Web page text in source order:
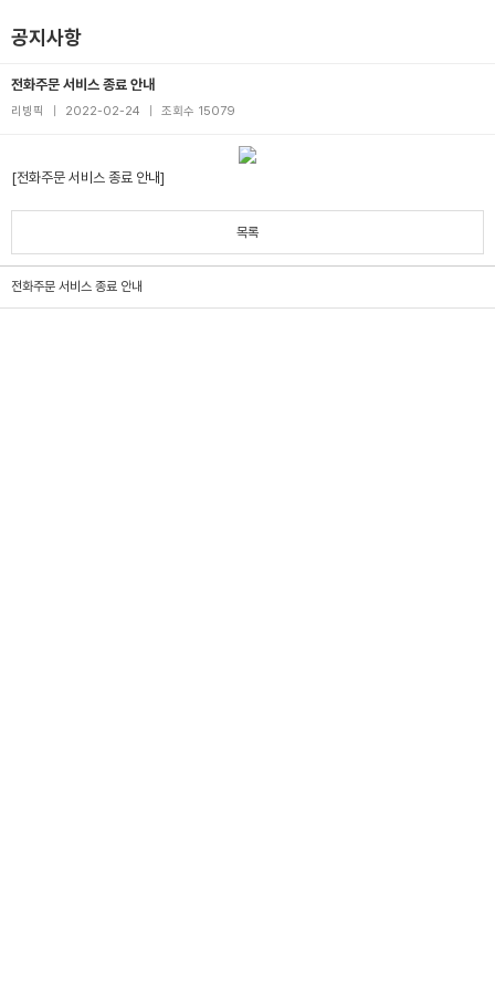
공지사항
전화주문 서비스 종료 안내
리빙픽 2022-02-24 조회수 15079
[전화주문 서비스 종료 안내]
목록
전화주문 서비스 종료 안내